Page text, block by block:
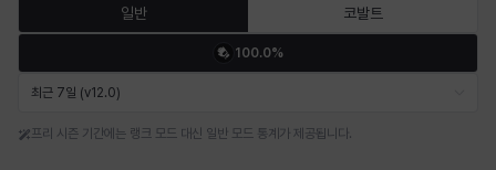
바바라 버니스 블레어 비앙카 비형 샬럿
일반 코발트
100.0%
최근 7일 (v12.0)
프리 시즌 기간에는 랭크 모드 대신 일반 모드 통계가 제공됩니다.